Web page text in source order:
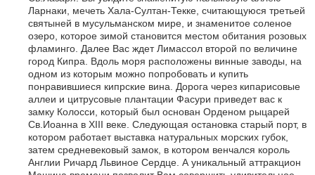
Ларнаки, мечеть Хала-Султан-Текке, считающуюся третьей
святыней в мусульманском мире, и знаменитое соленое
озеро, которое зимой становится местом обитания розовых
фламинго. Далее Вас ждет Лимассол второй по величине
город Кипра. Вдоль моря расположены винные заводы, на
одном из которым можно попробовать и купить
понравившиеся кипрские вина. Дорога через кипарисовые
аллеи и цитрусовые плантации Фасури приведет вас к
замку Колосси, который был основан Орденом рыцарей
Св.Иоанна в XIII веке. Следующая остановка старый порт, в
котором работает выставка натуральных морских губок,
затем средневековый замок, в котором венчался король
Англии Ричард Львиное Сердце. А уникальный аттракцион